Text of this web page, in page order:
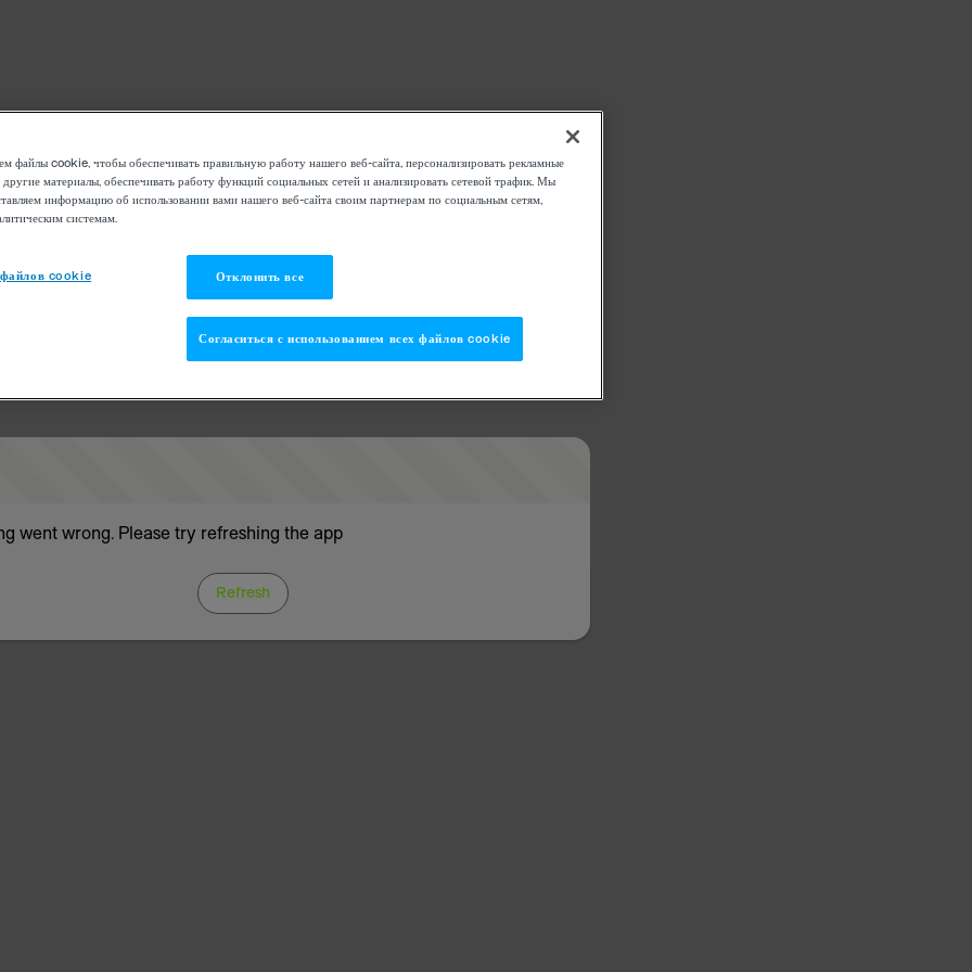
went wrong. Please try refreshing the app
Refresh
файлы cookie, чтобы обеспечивать правильную работу нашего веб-сайта, персонализировать рекламные
другие материалы, обеспечивать работу функций социальных сетей и анализировать сетевой трафик. Мы
информацию об использовании вами нашего веб-сайта своим партнерам по социальным сетям,
системам.
cookie Отклонить все
Согласиться с использованием всех файлов cookie